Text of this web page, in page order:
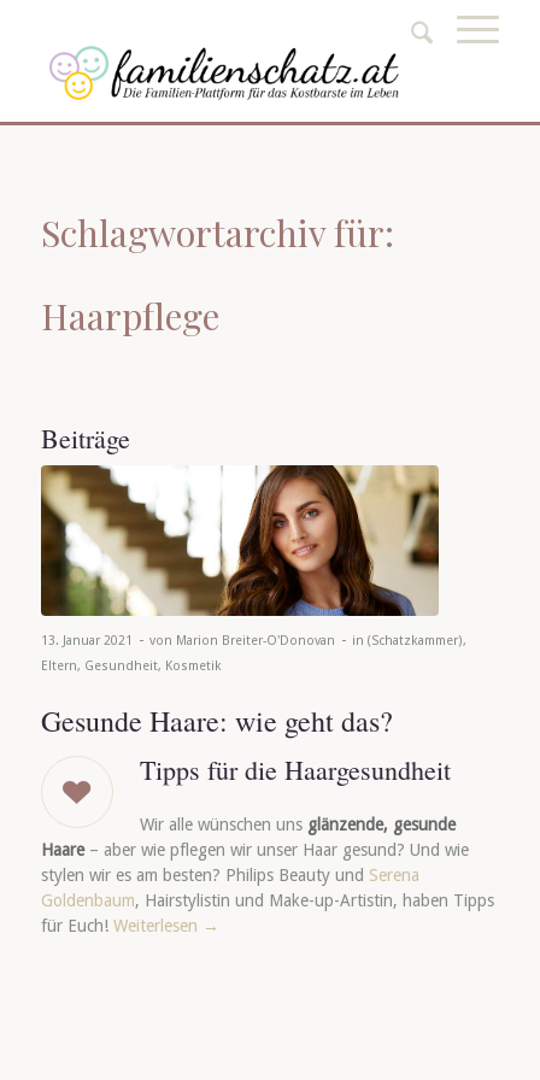
Schlagwortarchiv für:
Haarpflege
Beiträge
13. Januar 2021 - von Marion Breiter-O'Donovan - in (Schatzkammer),
Eltern, Gesundheit, Kosmetik
Gesunde Haare: wie geht das?
Tipps für die Haargesundheit
Wir alle wünschen uns glänzende, gesunde
Haare– aber wie pflegen wir unser Haar gesund? Und wie
stylen wir es am besten? Philips Beauty und Serena
Goldenbaum, Hairstylistin und Make-up-Artistin, haben Tipps
für Euch! Weiterlesen →